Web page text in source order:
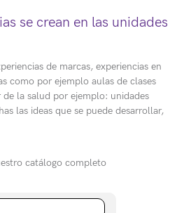
se crean en las unidades
de marcas, experiencias en
como por ejemplo aulas de clases
la salud por ejemplo: unidades
las ideas que se puede desarrollar,
catálogo completo